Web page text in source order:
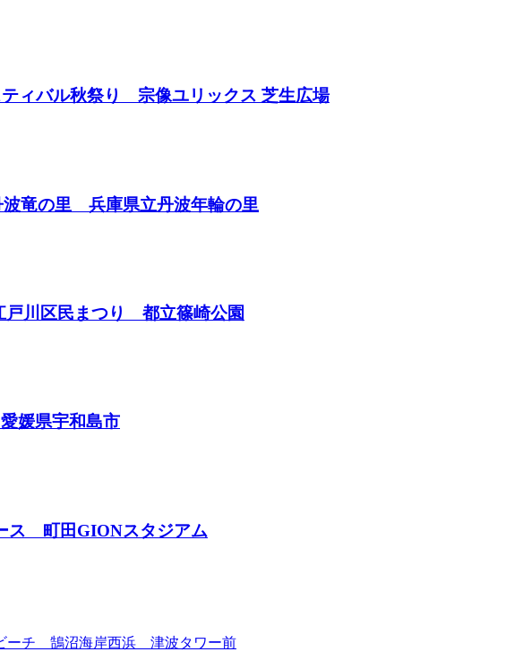
ィバル秋祭り 宗像ユリックス 芝生広場
竜の里 兵庫県立丹波年輪の里
戸川区民まつり 都立篠崎公園
媛県宇和島市
ス 町田GIONスタジアム
ーチ 鵠沼海岸西浜 津波タワー前